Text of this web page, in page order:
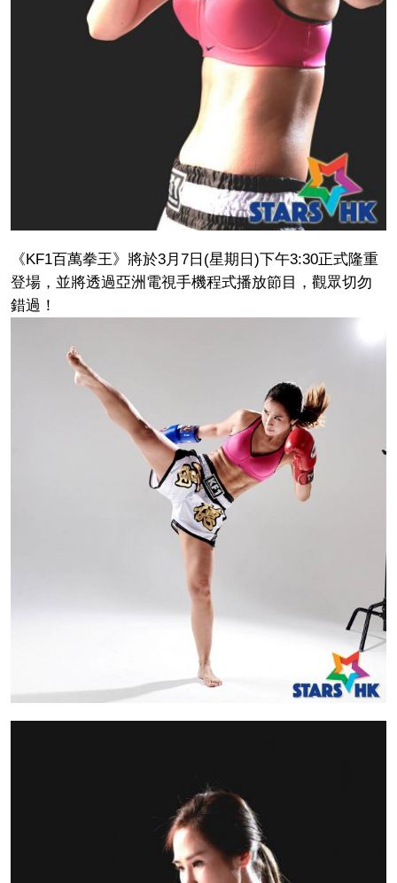
《KF1百萬拳王》將於3月7日(星期日)下午3:30正式隆重
登場，並將透過亞洲電視手機程式播放節目，觀眾切勿
錯過！